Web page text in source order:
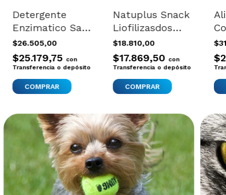
Detergente
Enzimatico Saca
Olor Pis Gatos
Perros Mancha 1
Lt
$26.505,00
$25.179,75 con
Transferencia o depósito
Natuplus Snack
Liofilizasdos
Pollo 100%
Natural
100gr+400
$18.810,00
$17.869,50con
Transferencia o depósito